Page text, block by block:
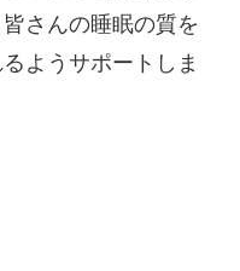
さんの睡眠の質を
ようサポートしま